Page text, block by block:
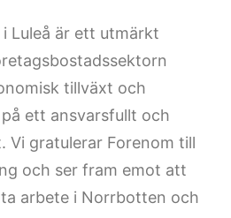
Luleå är ett utmärkt
tillväxt och
ett ansvarsfullt och
Vi gratulerar Forenom till
och ser fram emot att
arbete i Norrbotten och